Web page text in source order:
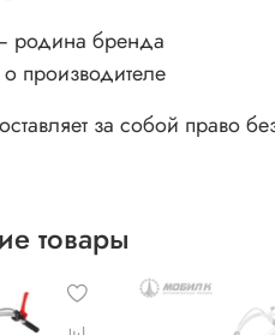
родина бренда
производителе
за собой право
товары